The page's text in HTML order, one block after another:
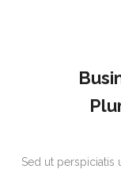
Sed ut perspiciatis